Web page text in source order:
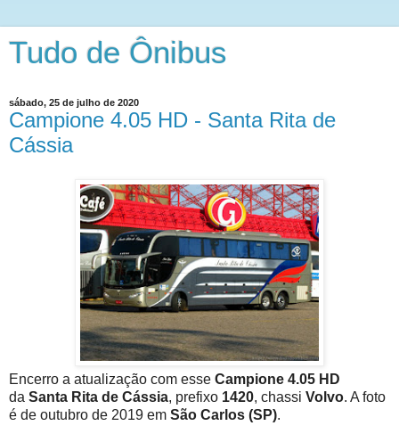
Tudo de Ônibus
sábado, 25 de julho de 2020
Campione 4.05 HD - Santa Rita de
Cássia
Encerro a atualização com esse Campione 4.05 HD
da Santa Rita de Cássia, prefixo 1420, chassi Volvo. A foto
é de outubro de 2019 em São Carlos (SP).